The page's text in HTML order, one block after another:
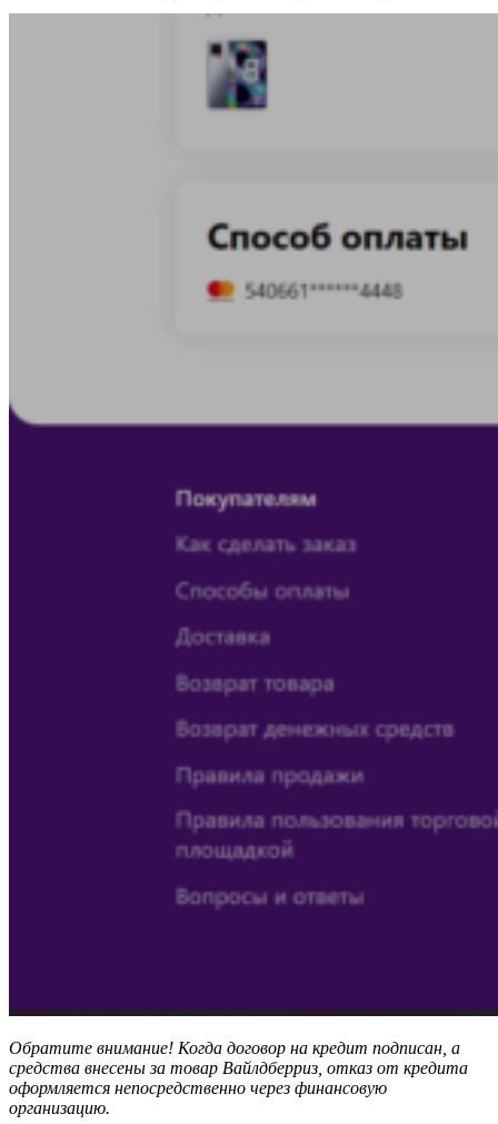
Обратите внимание! Когда договор на кредит подписан, а
средства внесены за товар Вайлдберриз, отказ от кредита
оформляется непосредственно через финансовую
организацию.